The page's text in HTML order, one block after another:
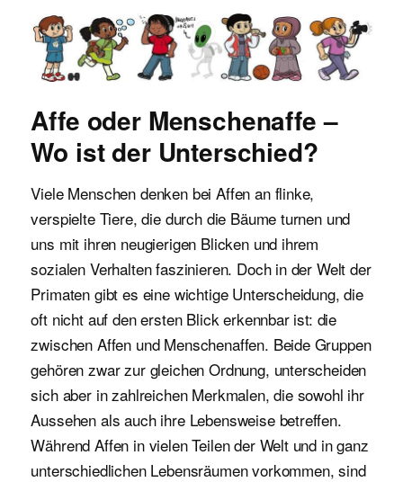
Malvorlagen für Kinder
Affe oder Menschenaffe –
Wo ist der Unterschied?
Viele Menschen denken bei Affen an flinke,
verspielte Tiere, die durch die Bäume turnen und
uns mit ihren neugierigen Blicken und ihrem
sozialen Verhalten faszinieren. Doch in der Welt der
Primaten gibt es eine wichtige Unterscheidung, die
oft nicht auf den ersten Blick erkennbar ist: die
zwischen Affen und Menschenaffen. Beide Gruppen
gehören zwar zur gleichen Ordnung, unterscheiden
sich aber in zahlreichen Merkmalen, die sowohl ihr
Aussehen als auch ihre Lebensweise betreffen.
Während Affen in vielen Teilen der Welt und in ganz
unterschiedlichen Lebensräumen vorkommen, sind